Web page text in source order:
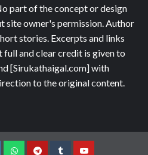
part of the concept or design
site owner's permission. Author
stories. Excerpts and links
full and clear credit is given to
[Sirukathaigal.com] with
to the original content.